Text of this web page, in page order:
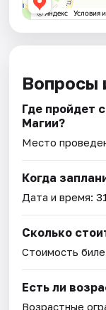
Вопросы
Где пройдет
Магии?
Место
Когда
Дата и время:
Сколько
Стоимость
Есть ли
Возрастные